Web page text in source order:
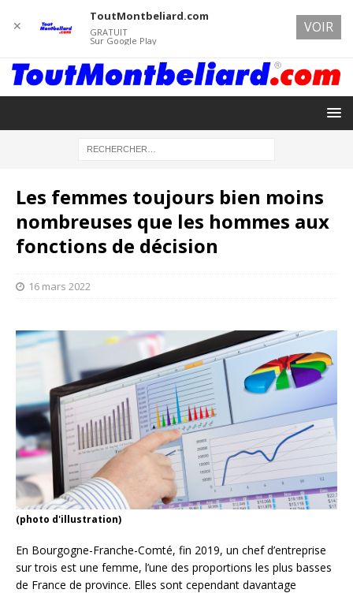
Les femmes toujours bien moins
nombreuses que les hommes aux
fonctions de décision
16 mars 2022
(photo d'illustration)
En Bourgogne-Franche-Comté, fin 2019, un chef d’entreprise
sur trois est une femme, l’une des proportions les plus basses
de France de province. Elles sont cependant davantage
✕
ToutMontbeliard.com
GRATUIT
Sur Google Play
VOIR